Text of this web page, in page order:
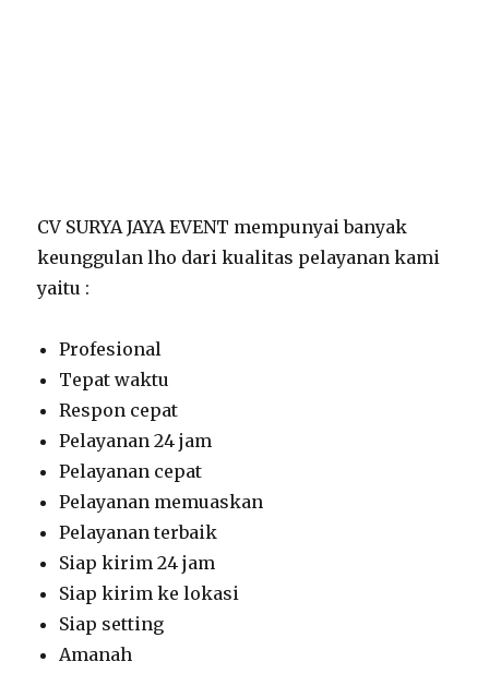
CV SURYA JAYA EVENT mempunyai banyak
keunggulan lho dari kualitas pelayanan kami
yaitu :
Profesional
Tepat waktu
Respon cepat
Pelayanan 24 jam
Pelayanan cepat
Pelayanan memuaskan
Pelayanan terbaik
Siap kirim 24 jam
Siap kirim ke lokasi
Siap setting
Amanah